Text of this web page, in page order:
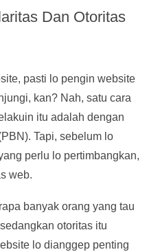
Dan Otoritas
pasti lo pengin website
kan? Nah, satu cara
itu adalah dengan
Tapi, sebelum lo
perlu lo pertimbangkan,
web.
banyak orang yang tau
otoritas itu
lo dianggep penting